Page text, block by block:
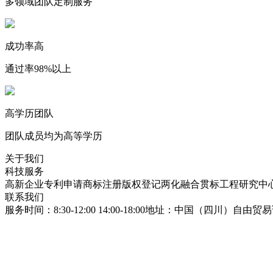
成功率高
通过率98%以上
高学历团队
团队成员均为高等学历
关于我们
科技服务
高新企业专利申请商标注册版权登记两化融合贯标工程研究中
联系我们
服务时间：8:30-12:00 14:00-18:00地址：中国（四川）自由贸